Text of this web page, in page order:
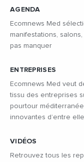
AGENDA
Ecomnews Med
manifestations,
pas manquer
ENTREPRISES
Ecomnews Med veut
tissu des entreprises
pourtour
innovantes d’entre
VIDÉOS
Retrouvez tous les